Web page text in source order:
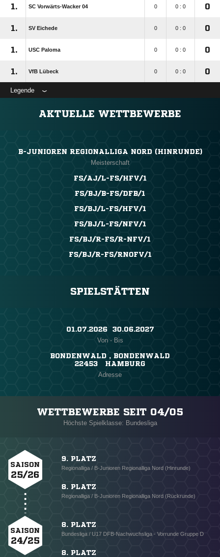
1. SC Vorwärts-Wacker 04 0 0 : 0 0
1. SV Eichede 0 0 : 0 0
1. USC Paloma 0 0 : 0 0
1. VfB Lübeck 0 0 : 0 0
Legende
AKTUELLE WETTBEWERBE
B-JUNIOREN REGIONALLIGA NORD (HINRUNDE)
Meisterschaft
FS/AJ/L-FS/HFV/1
FS/BJ/B-FS/DFB/1
FS/BJ/L-FS/HFV/1
FS/BJ/L-FS/NFV/1
FS/BJ/R-FS/R-NFV/1
FS/BJ/R-FS/RNOFV/1
SPIELSTÄTTEN
01.07.2026 ​ 30.06.2027
Von - Bis
BONDENWALD , BONDENWALD
22453 HAMBURG
Adresse
WETTBEWERBE SEIT 04/05
Höchste Spielklasse: Bundesliga
SAISON
25/26
9. PLATZ
Regionalliga / B-Junioren Regionalliga Nord (Hinrunde)
8. PLATZ
Regionalliga / B-Junioren Regionalliga Nord (Rückrunde)
SAISON
24/25
8. PLATZ
Bundesliga / U17 DFB-Nachwuchsliga - Vorrunde Gruppe D
8. PLATZ